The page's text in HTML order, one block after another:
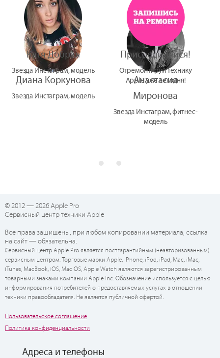
Диана Коркунова
Звезда Инстаграм, модель
Анастасия
Миронова
Звезда Инстаграм, фитнес-
модель
Катя Добрая
Звезда Инстаграм, модель
Присоединяйся!
Отремонтируй технику
Apple уже сегодня!
© 2012 — 2026 Apple Pro
Сервисный центр техники Apple
Все права защищены, при любом копировании материала, ссылка
на сайт — обязательна.
Сервисный центр Apple Pro является постгарантийным (неавторизованным)
сервисным центром. Торговые марки Apple, iPhone, iPod, iPad, Mac, iMac,
iTunes, MacBook, iOS, Mac OS, Apple Watch являются зарегистрированным
товарными знаками компании Apple Inc. Обозначение используется с целью
информирования потребителей о предоставляемых услугах в отношении
техники правообладателя. Не является публичной офертой.
Пользовательское соглашение
Политика конфиденциальности
Адреса и телефоны